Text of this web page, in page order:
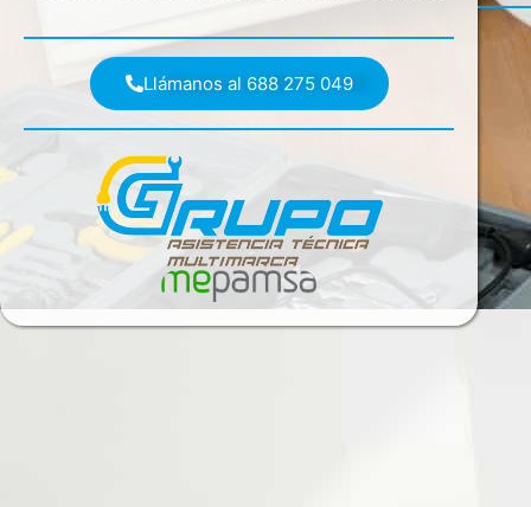
Llámanos al 688 275 049